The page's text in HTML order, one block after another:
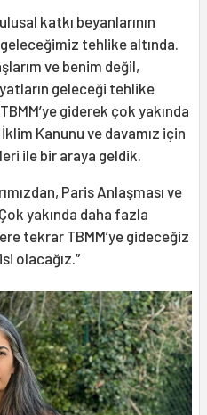
katkı beyanlarının
tehlike altında.
ve benim değil,
geleceği tehlike
giderek çok yakında
Kanunu ve davamız için
ile bir araya geldik.
Paris Anlaşması ve
yakında daha fazla
tekrar TBMM’ye gideceğiz
olacağız.”